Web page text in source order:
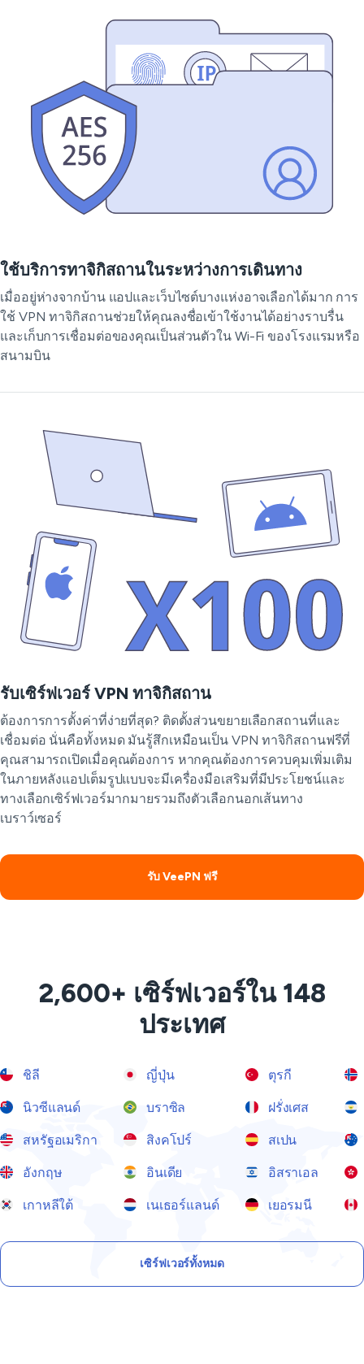
ใช้บริการทาจิกิสถานในระหว่างการเดินทาง
เมื่ออยู่ห่างจากบ้าน แอปและเว็บไซต์บางแห่งอาจเลือกได้มาก การ
ใช้ VPN ทาจิกิสถานช่วยให้คุณลงชื่อเข้าใช้งานได้อย่างราบรื่น
และเก็บการเชื่อมต่อของคุณเป็นส่วนตัวใน Wi-Fi ของโรงแรมหรือ
สนามบิน
รับเซิร์ฟเวอร์ VPN ทาจิกิสถาน
ต้องการการตั้งค่าที่ง่ายที่สุด? ติดตั้งส่วนขยายเลือกสถานที่และ
เชื่อมต่อ นั่นคือทั้งหมด มันรู้สึกเหมือนเป็น VPN ทาจิกิสถานฟรีที่
คุณสามารถเปิดเมื่อคุณต้องการ หากคุณต้องการควบคุมเพิ่มเติม
ในภายหลังแอปเต็มรูปแบบจะมีเครื่องมือเสริมที่มีประโยชน์และ
ทางเลือกเซิร์ฟเวอร์มากมายรวมถึงตัวเลือกนอกเส้นทาง
เบราว์เซอร์
รับ VeePN ฟรี
2,600+ เซิร์ฟเวอร์ใน 148
ประเทศ
ชิลี ญี่ปุ่น ตุรกี
นิวซีแลนด์ บราซิล ฝรั่งเศส
สหรัฐอเมริกา สิงคโปร์ สเปน
อังกฤษ อินเดีย อิสราเอล
เกาหลีใต้ เนเธอร์แลนด์ เยอรมนี
เซิร์ฟเวอร์ทั้งหมด